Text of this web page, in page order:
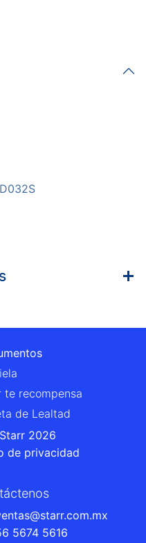
te recompensa
de Lealtad
2026
de privacidad
5674 5616